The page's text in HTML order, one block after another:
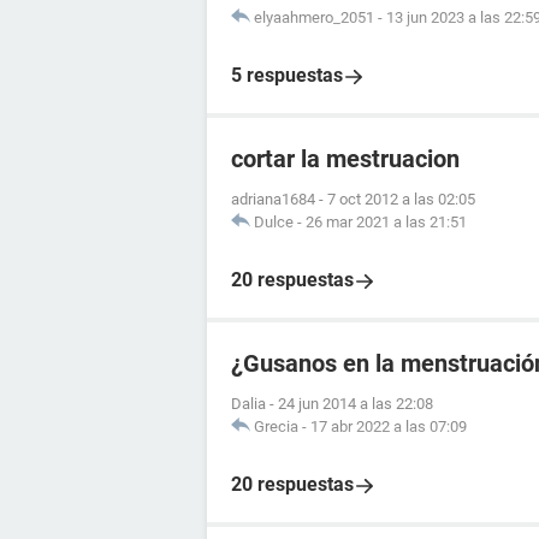
elyaahmero_2051 - 13 jun 2023 a las
5 respuestas
cortar la mestruacion
adriana1684 - 7 oct 2012 a las 02:05
Dulce - 26 mar 2021 a las 21:51
20 respuestas
¿Gusanos en la
Dalia - 24 jun 2014 a las 22:08
Grecia - 17 abr 2022 a las 07:09
20 respuestas